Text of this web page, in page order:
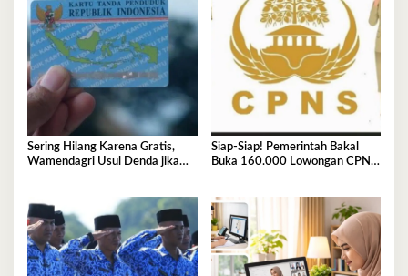
Sering Hilang Karena Gratis,
Wamendagri Usul Denda jika
Siap-Siap! Pemerintah Bakal
Buka 160.000 Lowongan CPNS